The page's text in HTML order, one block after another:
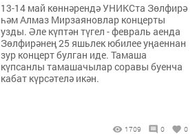
13-14 май көннәрендә УНИКСта Зөлфирә
һәм Алмаз Мирзаяновлар концерты
узды. Әле күптән түгел - февраль аенда
Зөлфирәнең 25 яшьлек юбилее уңаеннан
зур концерт булган иде. Тамаша
күпсанлы тамашачылар соравы буенча
кабат күрсәтелә икән.
1709 0 0